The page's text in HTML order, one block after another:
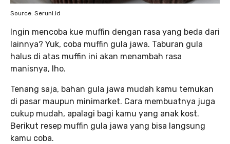
Source: Seruni.id
Ingin mencoba kue muffin dengan rasa yang beda dari
lainnya? Yuk, coba muffin gula jawa. Taburan gula
halus di atas muffin ini akan menambah rasa
manisnya, lho.
Tenang saja, bahan gula jawa mudah kamu temukan
di pasar maupun minimarket. Cara membuatnya juga
cukup mudah, apalagi bagi kamu yang anak kost.
Berikut resep muffin gula jawa yang bisa langsung
kamu coba.